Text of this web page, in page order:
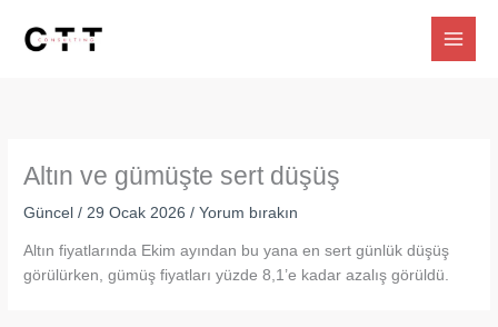
Altın ve gümüşte sert düşüş
Güncel /29 Ocak 2026/Yorum bırakın
Altın fiyatlarında Ekim ayından bu yana en sert günlük düşüş
görülürken, gümüş fiyatları yüzde 8,1’e kadar azalış görüldü.